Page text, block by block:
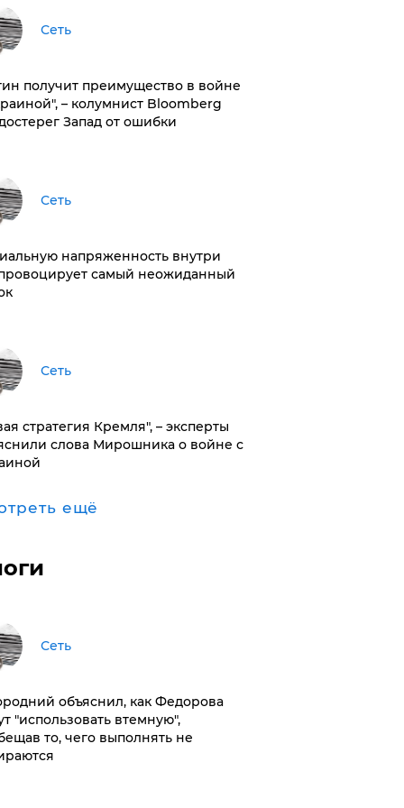
Сеть
получит преимущество в войне
– колумнист Bloomberg
Запад от ошибки
Сеть
напряженность внутри
самый неожиданный
Сеть
стратегия Кремля", – эксперты
слова Мирошника о войне с
ещё
Сеть
объяснил, как Федорова
"использовать втемную",
то, чего выполнять не